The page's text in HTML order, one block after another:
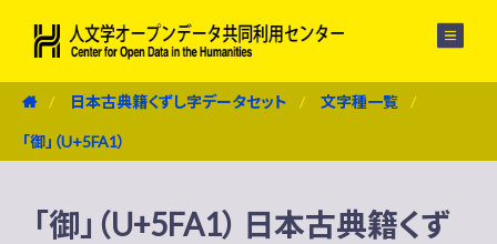
日本古典籍くずし字データセット 文字種一覧
「御」（U+5FA1）
「御」（U+5FA1） 日本古典籍くず